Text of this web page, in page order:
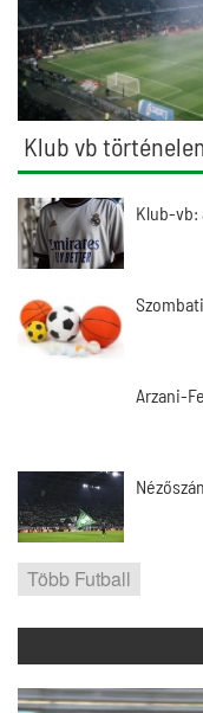
Klub vb
Klub-vb:
Arzani-
Több Futball